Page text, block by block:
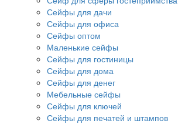
Сейфы для дачи
Сейфы для офиса
Сейфы оптом
Маленькие сейфы
Сейфы для гостиницы
Сейфы для дома
Сейфы для денег
Мебельные сейфы
Сейфы для ключей
Сейфы для печатей и штампов